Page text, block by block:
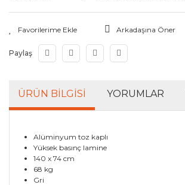
Arkadaşına Öner
Paylaş
ÜRÜN BILGISI YORUMLAR
Alüminyum toz kaplı
Yüksek basınç lamine
140 x 74 cm
68 kg
Gri